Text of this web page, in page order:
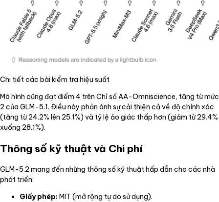
Chi tiết các bài kiểm tra hiệu suất
Mô hình cũng đạt điểm 4 trên Chỉ số AA-Omniscience, tăng từ mức
2 của GLM-5.1. Điều này phản ánh sự cải thiện cả về độ chính xác
(tăng từ 24.2% lên 25.1%) và tỷ lệ ảo giác thấp hơn (giảm từ 29.4%
xuống 28.1%).
Thông số kỹ thuật và Chi phí
GLM-5.2 mang đến những thông số kỹ thuật hấp dẫn cho các nhà
phát triển:
Giấy phép: MIT (mở rộng tự do sử dụng).